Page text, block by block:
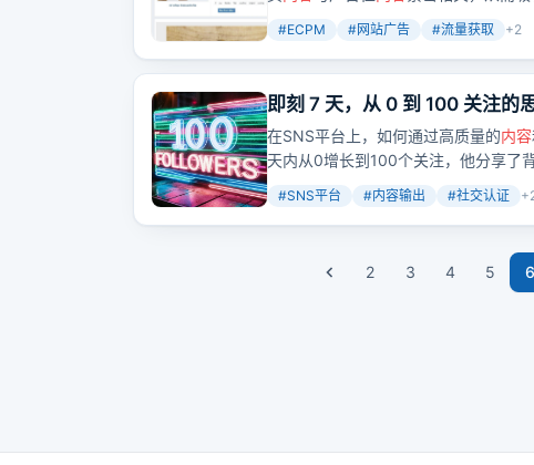
#ECPM #网站广告 #流量获取 +2
即刻 7 天，从 0 到 100 关注的
在SNS平台上，如何通过高质量的内容
天内从0增长到100个关注，他分享了
#SNS平台 #内容输出 #社交认证 +
2 3 4 5 6